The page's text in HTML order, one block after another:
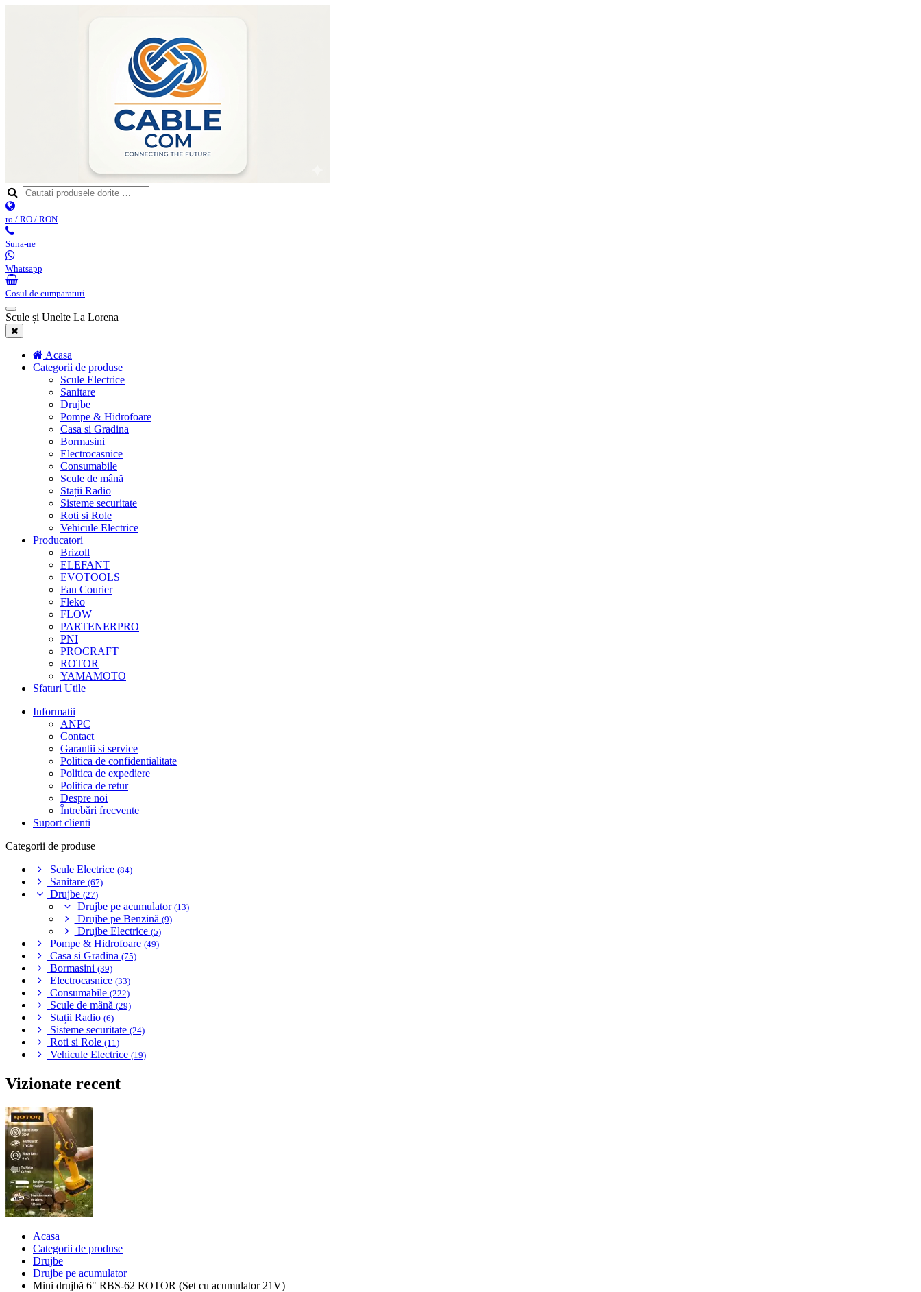
ro / RO / RON
Suna-ne
Whatsapp
Cosul de cumparaturi
Scule și Unelte La Lorena
Acasa
Categorii de produse
Scule Electrice
Sanitare
Drujbe
Pompe & Hidrofoare
Casa si Gradina
Bormasini
Electrocasnice
Consumabile
Scule de mână
Stații Radio
Sisteme securitate
Roti si Role
Vehicule Electrice
Producatori
Brizoll
ELEFANT
EVOTOOLS
Fan Courier
Fleko
FLOW
PARTENERPRO
PNI
PROCRAFT
ROTOR
YAMAMOTO
Sfaturi Utile
Informatii
ANPC
Contact
Garantii si service
Politica de confidentialitate
Politica de expediere
Politica de retur
Despre noi
Întrebări frecvente
Suport clienti
Categorii de produse
Scule Electrice (84)
Sanitare (67)
Drujbe (27)
Drujbe pe acumulator (13)
Drujbe pe Benzină (9)
Drujbe Electrice (5)
Pompe & Hidrofoare (49)
Casa si Gradina (75)
Bormasini (39)
Electrocasnice (33)
Consumabile (222)
Scule de mână (29)
Stații Radio (6)
Sisteme securitate (24)
Roti si Role (11)
Vehicule Electrice (19)
Vizionate recent
Acasa
Categorii de produse
Drujbe
Drujbe pe acumulator
Mini drujbă 6" RBS-62 ROTOR (Set cu acumulator 21V)